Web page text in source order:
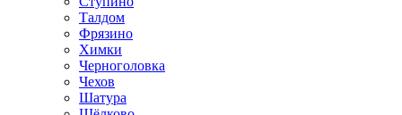
Талдом
Фрязино
Химки
Черноголовка
Чехов
Шатура